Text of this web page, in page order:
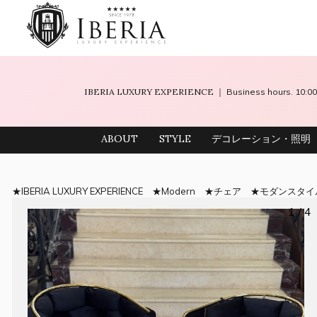
IBERIA LUXURY EXPERIENCE ｜ Business hours.
ABOUT STYLE デコレーション・照明
IBERIA LUXURY EXPERIENCE Modern チェア モダンスタイ
1 / 4